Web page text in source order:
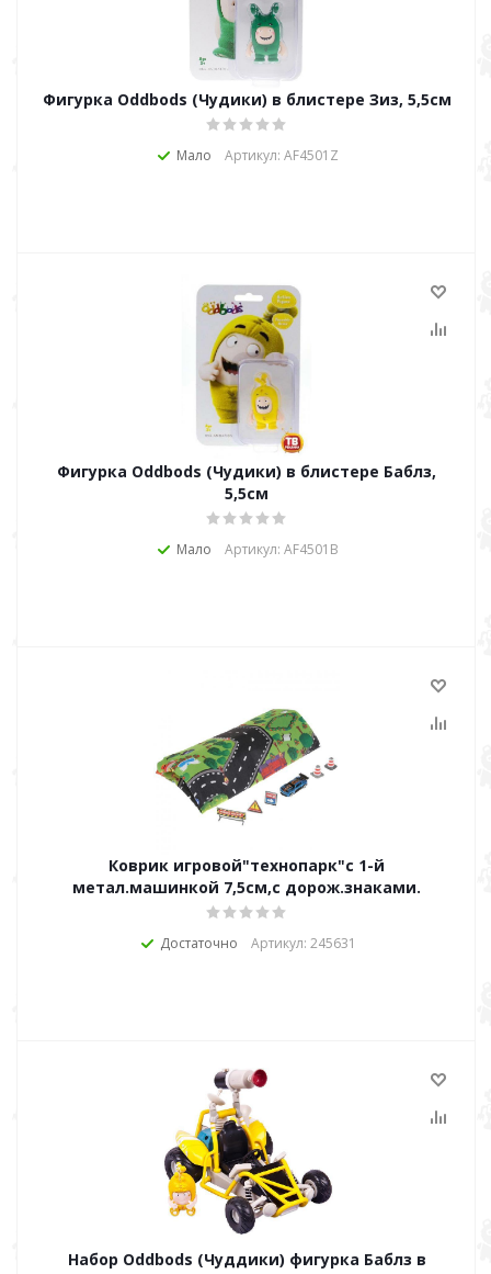
Фигурка Oddbods (Чудики) в блистере Зиз, 5,5см
Мало Артикул: AF4501Z
Фигурка Oddbods (Чудики) в блистере Баблз,
5,5см
Мало Артикул: AF4501B
Коврик игровой"технопарк"с 1-й
метал.машинкой 7,5см,с дорож.знаками.
Достаточно Артикул: 245631
Набор Oddbods (Чуддики) фигурка Баблз в